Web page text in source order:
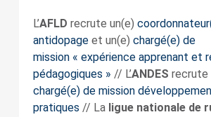
L’AFLD recrute un(e)
antidopageet un(e) chargé(e) de
mission « expérience apprenant et
pédagogiques » // L’ANDES recrute
chargé(e) de mission
pratiques // La ligue nationale de